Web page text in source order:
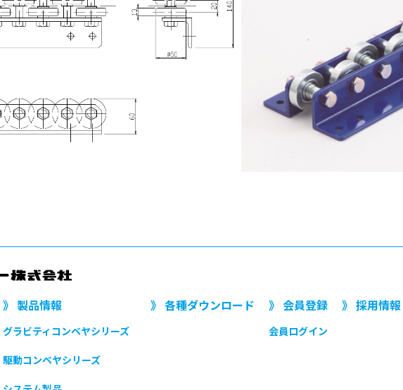
》 製品情報
グラビティコンベヤシリーズ
駆動コンベヤシリーズ
》 各種ダウンロード 》 会員登録
会員ログイン
》 採用情報